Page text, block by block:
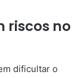
riscos no
dificultar o